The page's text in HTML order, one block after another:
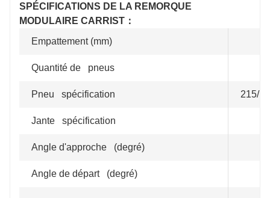
SPÉCIFICATIONS DE LA REMORQUE
MODULAIRE CARRIST：
Empattement (mm)
Quantité de pneus
Pneu spécification 215/
Jante spécification
Angle d'approche (degré)
Angle de départ (degré)